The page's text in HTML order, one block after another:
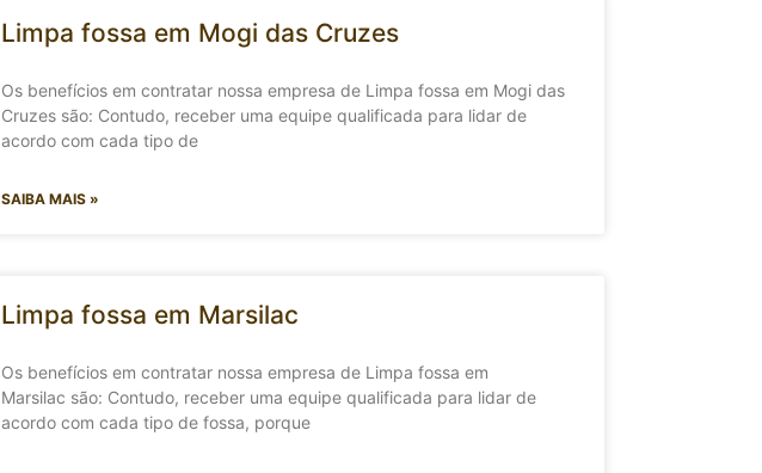
Limpa fossa em Mogi das Cruzes
Os benefícios em contratar nossa empresa de Limpa fossa em Mogi das
Cruzes são: Contudo, receber uma equipe qualificada para lidar de
acordo com cada tipo de
SAIBA MAIS »
Limpa fossa em Marsilac
Os benefícios em contratar nossa empresa de Limpa fossa em
Marsilac são: Contudo, receber uma equipe qualificada para lidar de
acordo com cada tipo de fossa, porque